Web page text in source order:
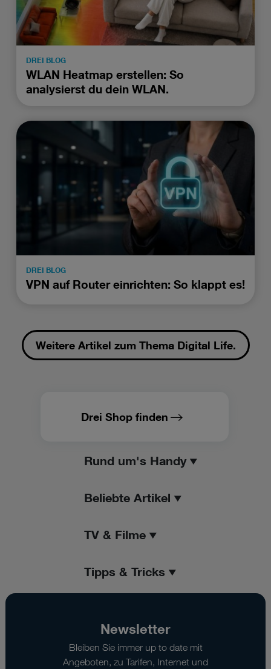
DREI BLOG
WLAN Heatmap erstellen: So
analysierst du dein WLAN.
DREI BLOG
VPN auf Router einrichten: So klappt es!
Weitere Artikel zum Thema Digital Life.
Drei Shop finden
Rund um's Handy
Beliebte Artikel
TV & Filme
Tipps & Tricks
Newsletter
Bleiben Sie immer up to date mit
Angeboten, zu Tarifen, Internet und